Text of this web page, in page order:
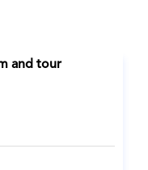
and tour